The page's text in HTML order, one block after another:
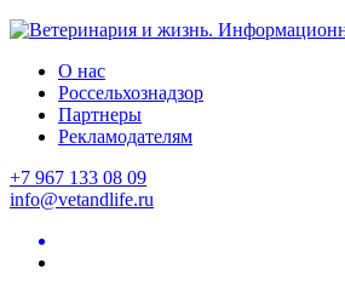
О нас
Россельхознадзор
Партнеры
Рекламодателям
+7 967 133 08 09
info@vetandlife.ru